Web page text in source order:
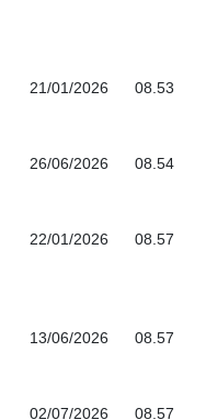
21/01/2026 08.53
26/06/2026 08.54
22/01/2026 08.57
13/06/2026 08.57
02/07/2026 08.57